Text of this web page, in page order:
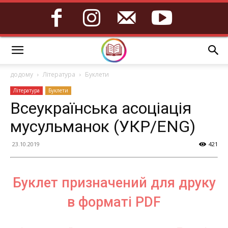
додому Література Буклети
Література Буклети
Всеукраїнська асоціація
мусульманок (УКР/ENG)
23.10.2019 421
Буклет призначений для друку
в форматі PDF